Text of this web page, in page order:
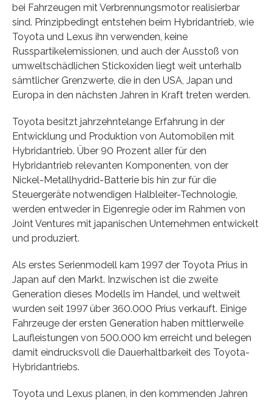
bei Fahrzeugen mit Verbrennungsmotor realisierbar
sind. Prinzipbedingt entstehen beim Hybridantrieb, wie
Toyota und Lexus ihn verwenden, keine
Russpartikelemissionen, und auch der Ausstoß von
umweltschädlichen Stickoxiden liegt weit unterhalb
sämtlicher Grenzwerte, die in den USA, Japan und
Europa in den nächsten Jahren in Kraft treten werden.
Toyota besitzt jahrzehntelange Erfahrung in der
Entwicklung und Produktion von Automobilen mit
Hybridantrieb. Über 90 Prozent aller für den
Hybridantrieb relevanten Komponenten, von der
Nickel-Metallhydrid-Batterie bis hin zur für die
Steuergeräte notwendigen Halbleiter-Technologie,
werden entweder in Eigenregie oder im Rahmen von
Joint Ventures mit japanischen Unternehmen entwickelt
und produziert.
Als erstes Serienmodell kam 1997 der Toyota Prius in
Japan auf den Markt. Inzwischen ist die zweite
Generation dieses Modells im Handel, und weltweit
wurden seit 1997 über 360.000 Prius verkauft. Einige
Fahrzeuge der ersten Generation haben mittlerweile
Laufleistungen von 500.000 km erreicht und belegen
damit eindrucksvoll die Dauerhaltbarkeit des Toyota-
Hybridantriebs.
Toyota und Lexus planen, in den kommenden Jahren